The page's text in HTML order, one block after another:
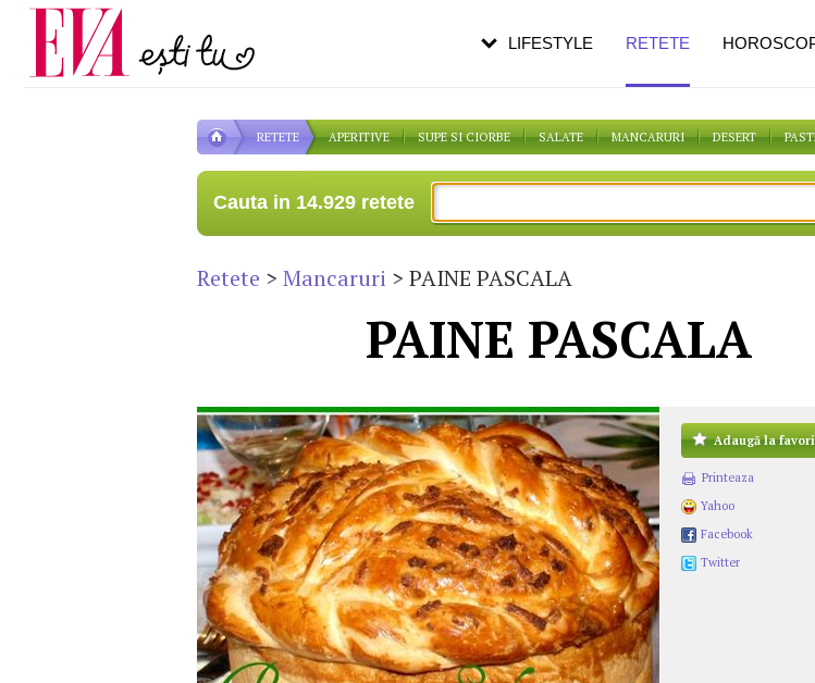
RETETE APERITIVE SUPE SI CIORBE SALATE MANCARURI DESERT
Cauta in 14.929 retete
Retete > Mancaruri > PAINE PASCALA
PAINE PASCALA
Adaugă la
Printeaza
Yahoo
Facebook
Twitter
LIFESTYLE RETETE
Carieră
Actualitate